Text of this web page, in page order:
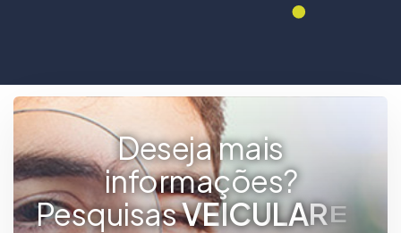
Deseja mais
informações?
PesquisasVEICULARES